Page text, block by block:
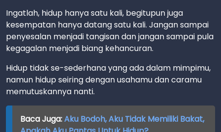
Ingatlah, hidup hanya satu kali, begitupun juga
kesempatan hanya datang satu kali. Jangan sampai
penyesalan menjadi tangisan dan jangan sampai pula
kegagalan menjadi biang kehancuran.
Hidup tidak se-sederhana yang ada dalam mimpimu,
namun hidup seiring dengan usahamu dan caramu
memutuskannya nanti.
Baca Juga:Aku Bodoh, Aku Tidak Memiliki Bakat,